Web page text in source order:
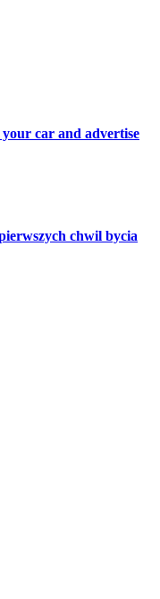
car and advertise
chwil bycia